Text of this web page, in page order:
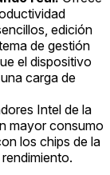
edición
de gestión
el dispositivo
carga de
Intel de la
mayor consumo
los chips de la